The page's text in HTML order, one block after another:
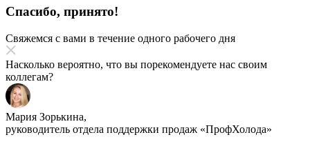
Спасибо, принято!
Свяжемся с вами в течение одного рабочего дня
Насколько вероятно, что вы порекомендуете нас своим
коллегам?
Мария Зорькина,
руководитель отдела поддержки продаж «ПрофХолода»